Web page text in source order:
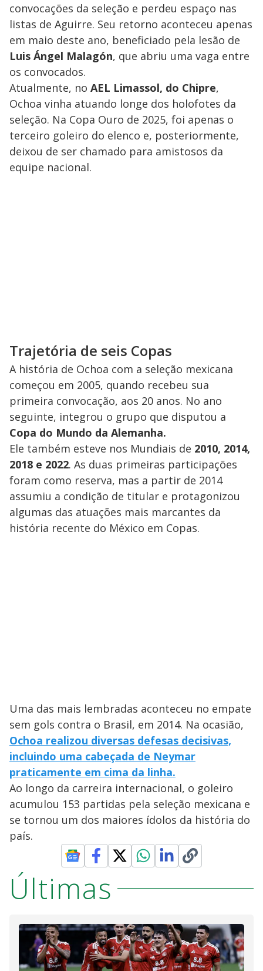
convocações da seleção e perdeu espaço nas
listas de Aguirre. Seu retorno aconteceu apenas
em maio deste ano, beneficiado pela lesão de
Luis Ángel Malagón, que abriu uma vaga entre
os convocados.
Atualmente, no AEL Limassol, do Chipre,
Ochoa vinha atuando longe dos holofotes da
seleção. Na Copa Ouro de 2025, foi apenas o
terceiro goleiro do elenco e, posteriormente,
deixou de ser chamado para amistosos da
equipe nacional.
Trajetória de seis Copas
A história de Ochoa com a seleção mexicana
começou em 2005, quando recebeu sua
primeira convocação, aos 20 anos. No ano
seguinte, integrou o grupo que disputou a
Copa do Mundo da Alemanha.
Ele também esteve nos Mundiais de 2010, 2014,
2018 e 2022. As duas primeiras participações
foram como reserva, mas a partir de 2014
assumiu a condição de titular e protagonizou
algumas das atuações mais marcantes da
história recente do México em Copas.
Uma das mais lembradas aconteceu no empate
sem gols contra o Brasil, em 2014. Na ocasião,
Ochoa realizou diversas defesas decisivas,
incluindo uma cabeçada de Neymar
praticamente em cima da linha.
Ao longo da carreira internacional, o goleiro
acumulou 153 partidas pela seleção mexicana e
se tornou um dos maiores ídolos da história do
país.
Últimas